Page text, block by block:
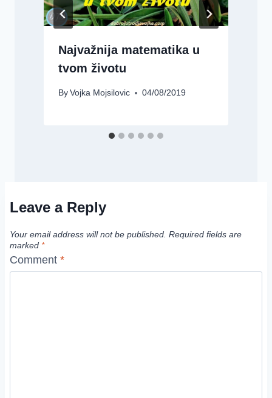
Najvažnija matematika u
tvom životu
ByVojka Mojsilovic 04/08/2019
Leave a Reply
Your email address will not be published. Required fields are
marked *
Comment *